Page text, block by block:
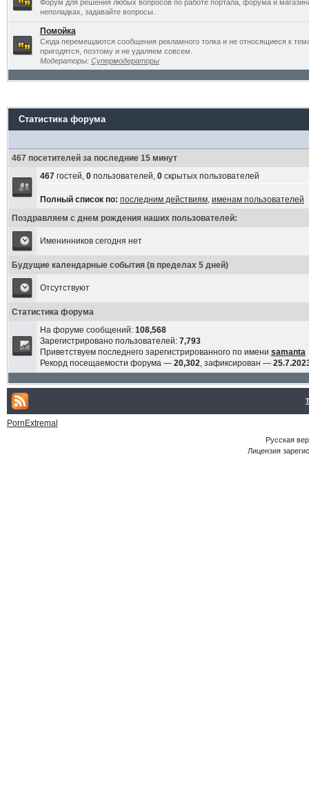
Форум для решения любых вопросов по работе портала, форума и
неполадках, задавайте вопросы.
Помойка
Сюда перемещаются сообщения рекламного толка и не относящиеся к
пригодятся, поэтому и не удаляем совсем.
Модераторы: Супермодераторы
Статистика форума
467 посетителей за последние 15 минут
467гостей, 0пользователей, 0скрытых пользователей
Полный список по: последним действиям, именам пользователей
Поздравляем с днем рождения наших пользователей:
Именинников сегодня нет
Будущие календарные события (в пределах 5 дней)
Отсутствуют
Статистика форума
На форуме сообщений: 108,568
Зарегистрировано пользователей: 7,793
Приветствуем последнего зарегистрированного по имени samanta
Рекорд посещаемости форума — 20,302, зафиксирован —
PornExtremal
Русская
Лицензия